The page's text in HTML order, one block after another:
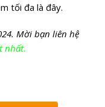
tối đa là đây.
Mời bạn liên hệ
nhất.